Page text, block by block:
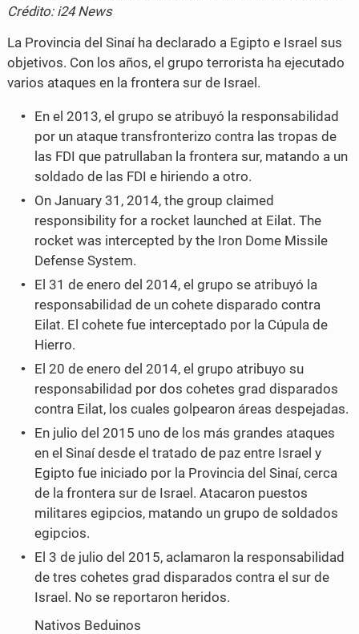
Crédito: i24 News
La Provincia del Sinaí ha declarado a Egipto e Israel sus
objetivos. Con los años, el grupo terrorista ha ejecutado
varios ataques en la frontera sur de Israel.
En el 2013, el grupo se atribuyó la responsabilidad
por un ataque transfronterizo contra las tropas de
las FDI que patrullaban la frontera sur, matando a un
soldado de las FDI e hiriendo a otro.
On January 31, 2014, the group claimed
responsibility for a rocket launched at Eilat. The
rocket was intercepted by the Iron Dome Missile
Defense System.
El 31 de enero del 2014, el grupo se atribuyó la
responsabilidad de un cohete disparado contra
Eilat. El cohete fue interceptado por la Cúpula de
Hierro.
El 20 de enero del 2014, el grupo atribuyo su
responsabilidad por dos cohetes grad disparados
contra Eilat, los cuales golpearon áreas despejadas.
En julio del 2015 uno de los más grandes ataques
en el Sinaí desde el tratado de paz entre Israel y
Egipto fue iniciado por la Provincia del Sinaí, cerca
de la frontera sur de Israel. Atacaron puestos
militares egipcios, matando un grupo de soldados
egipcios.
El 3 de julio del 2015, aclamaron la responsabilidad
de tres cohetes grad disparados contra el sur de
Israel. No se reportaron heridos.
Nativos Beduinos